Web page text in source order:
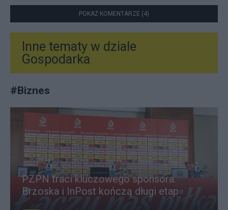
POKAŻ KOMENTARZE (4)
Inne tematy w dziale
Gospodarka
#Biznes
PZPN traci kluczowego sponsora.
Brzoska i InPost kończą długi etap